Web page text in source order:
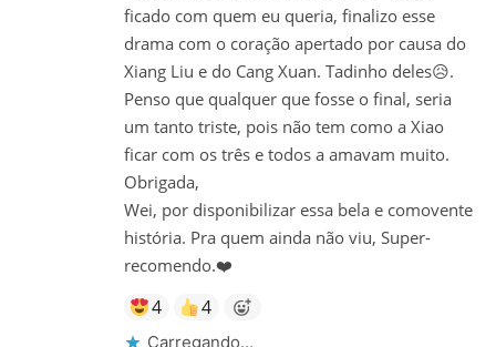
ficado com quem eu queria, finalizo esse
drama com o coração apertado por causa do
Xiang Liu e do Cang Xuan. Tadinho deles😥.
Penso que qualquer que fosse o final, seria
um tanto triste, pois não tem como a Xiao
ficar com os três e todos a amavam muito.
Obrigada,
Wei, por disponibilizar essa bela e comovente
história. Pra quem ainda não viu, Super-
recomendo.❤️
4 4
Carregando...